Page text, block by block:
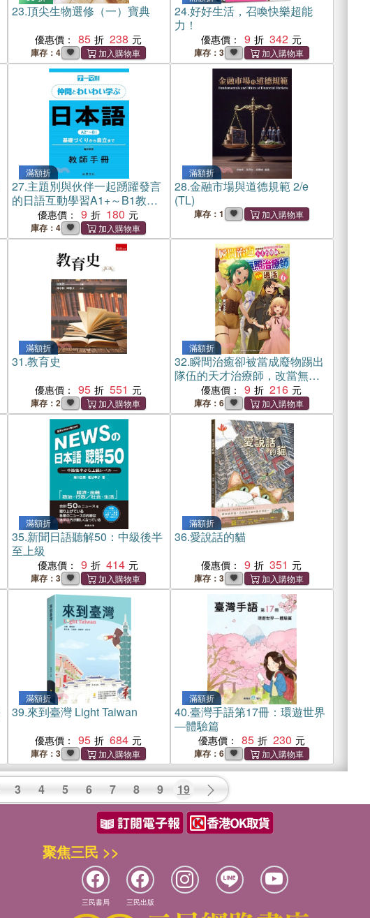
23.頂尖生物選修（一）寶典
優惠價： 85 238
庫存：4
24.好好生活，召喚快樂超能
力！
優惠價： 9 342
庫存：3
滿額折
27.主題別與伙伴一起踴躍發言
的日語互動學習A1+～B1教師
優惠價： 9 180
庫存：4
滿額折
28.金融市場與道德規範 2/e
(TL)
庫存：1
滿額折
31.教育史
優惠價： 95 551
庫存：2
滿額折
32.瞬間治癒卻被當成廢物踢出
隊伍的天才治療師，改當無照
治療師快樂過活06
優惠價： 9 216
庫存：6
滿額折
35.新聞日語聽解50：中級後半
至上級
優惠價： 9 414
庫存：3
滿額折
36.愛說話的貓
優惠價： 9 351
庫存：3
滿額折
39.來到臺灣 Light Taiwan
優惠價： 95 684
庫存：3
滿額折
40.臺灣手語第17冊：環遊世界
―體驗篇
優惠價： 85 230
庫存：6
3 4 5 6 7 8 9 19
聚焦三民 >>
三民書局 三民出版